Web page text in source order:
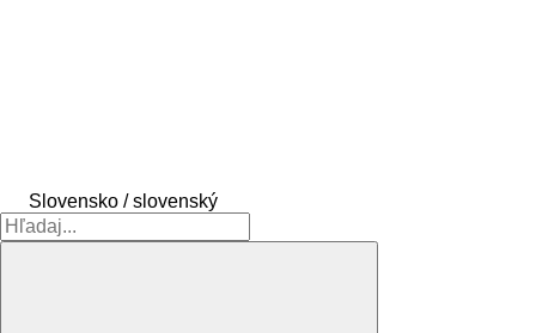
Slovensko / slovenský